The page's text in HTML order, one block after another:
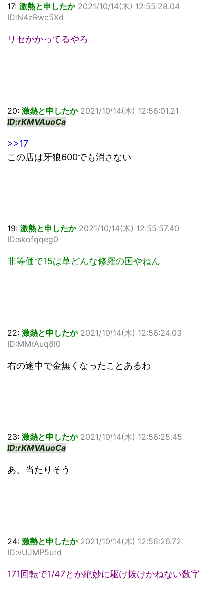
17: 激熱と申したか 2021/10/14(木) 12:55:28.04
ID:N4zRwc5Xd
リセかかってるやろ
20: 激熱と申したか 2021/10/14(木) 12:56:01.21
ID:rKMVAuoCa
>>17
この店は牙狼600でも消さない
19: 激熱と申したか 2021/10/14(木) 12:55:57.40
ID:skofqqeg0
非等価で15は草どんな修羅の国やねん
22: 激熱と申したか 2021/10/14(木) 12:56:24.03
ID:MMrAuq8l0
右の途中で金無くなったことあるわ
23: 激熱と申したか 2021/10/14(木) 12:56:25.45
ID:rKMVAuoCa
あ、当たりそう
24: 激熱と申したか 2021/10/14(木) 12:56:26.72
ID:vUJMP5utd
171回転で1/47とか絶妙に駆け抜けかねない数字